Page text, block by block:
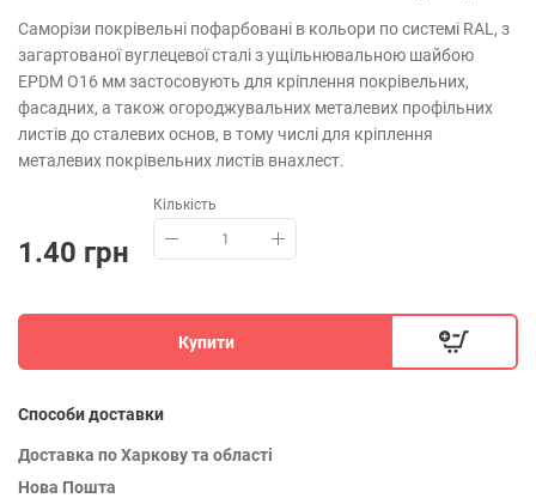
Саморізи покрівельні пофарбовані в кольори по системі RAL, з
загартованої вуглецевої сталі з ущільнювальною шайбою
EPDM O16 мм застосовують для кріплення покрівельних,
фасадних, а також огороджувальних металевих профільних
листів до сталевих основ, в тому числі для кріплення
металевих покрівельних листів внахлест.
1.40 грн
Кількість
Купити
Способи доставки
Доставка по Харкову та області
Нова Пошта